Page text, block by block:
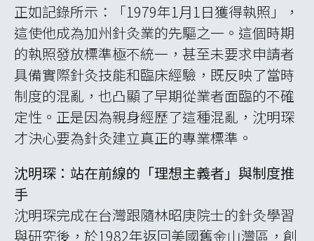
正如記錄所示：「1979年1月1日獲得執照」，
這使他成為加州針灸業的先驅之一。這個時期
的執照發放標準極不統一，甚至未要求申請者
具備實際針灸技能和臨床經驗，既反映了當時
制度的混亂，也凸顯了早期從業者面臨的不確
定性。正是因為親身經歷了這種混亂，沈明琛
才決心要為針灸建立真正的專業標準。
沈明琛：站在前線的「理想主義者」與制度推
手
沈明琛完成在台灣跟隨林昭庚院士的針灸學習
與研究後，於1982年返回美國舊金山灣區，創